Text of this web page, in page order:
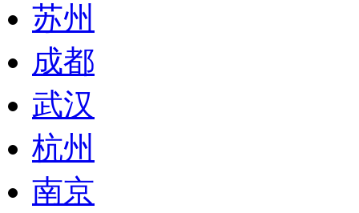
苏州
成都
武汉
杭州
南京